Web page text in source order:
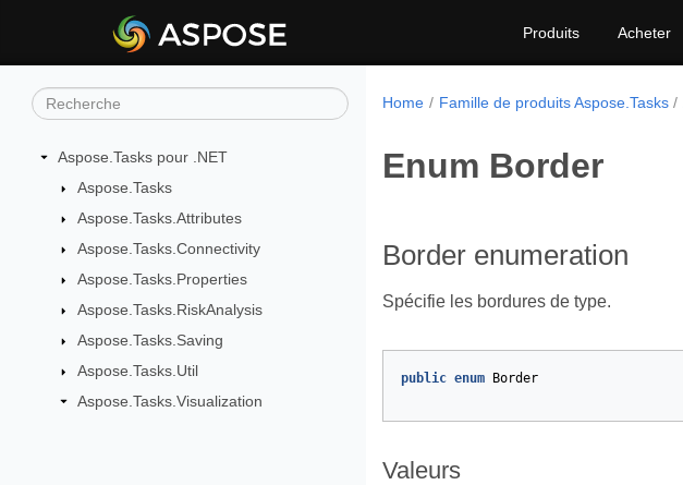
Produits Acheter
Aspose.Tasks pour .NET
Aspose.Tasks
Aspose.Tasks.Attributes
Aspose.Tasks.Connectivity
Aspose.Tasks.Properties
Aspose.Tasks.RiskAnalysis
Aspose.Tasks.Saving
Aspose.Tasks.Util
Aspose.Tasks.Visualization
Home Famille de produits Aspose.Tasks
Enum Border
Border enumeration
Spécifie les bordures de type.
public enum Border
Valeurs